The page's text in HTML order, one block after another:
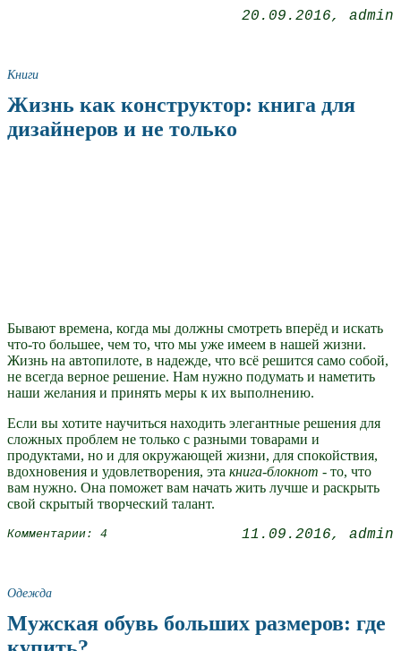
20.09.2016 admin
Книги
Жизнь как конструктор: книга для
дизайнеров и не только
Бывают времена, когда мы должны смотреть вперёд и искать
что-то большее, чем то, что мы уже имеем в нашей жизни.
Жизнь на автопилоте, в надежде, что всё решится само собой,
не всегда верное решение. Нам нужно подумать и наметить
наши желания и принять меры к их выполнению.
Если вы хотите научиться находить элегантные решения для
сложных проблем не только с разными товарами и
продуктами, но и для окружающей жизни, для спокойствия,
вдохновения и удовлетворения, эта книга-блокнот - то, что
вам нужно. Она поможет вам начать жить лучше и раскрыть
свой скрытый творческий талант.
Комментарии: 4 11.09.2016 admin
Одежда
Мужская обувь больших размеров: где